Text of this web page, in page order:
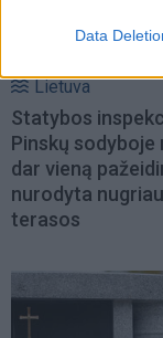
Data
Lietuva
Statybos
Pinskų sodyboje
dar vieną
nurodyta
terasos